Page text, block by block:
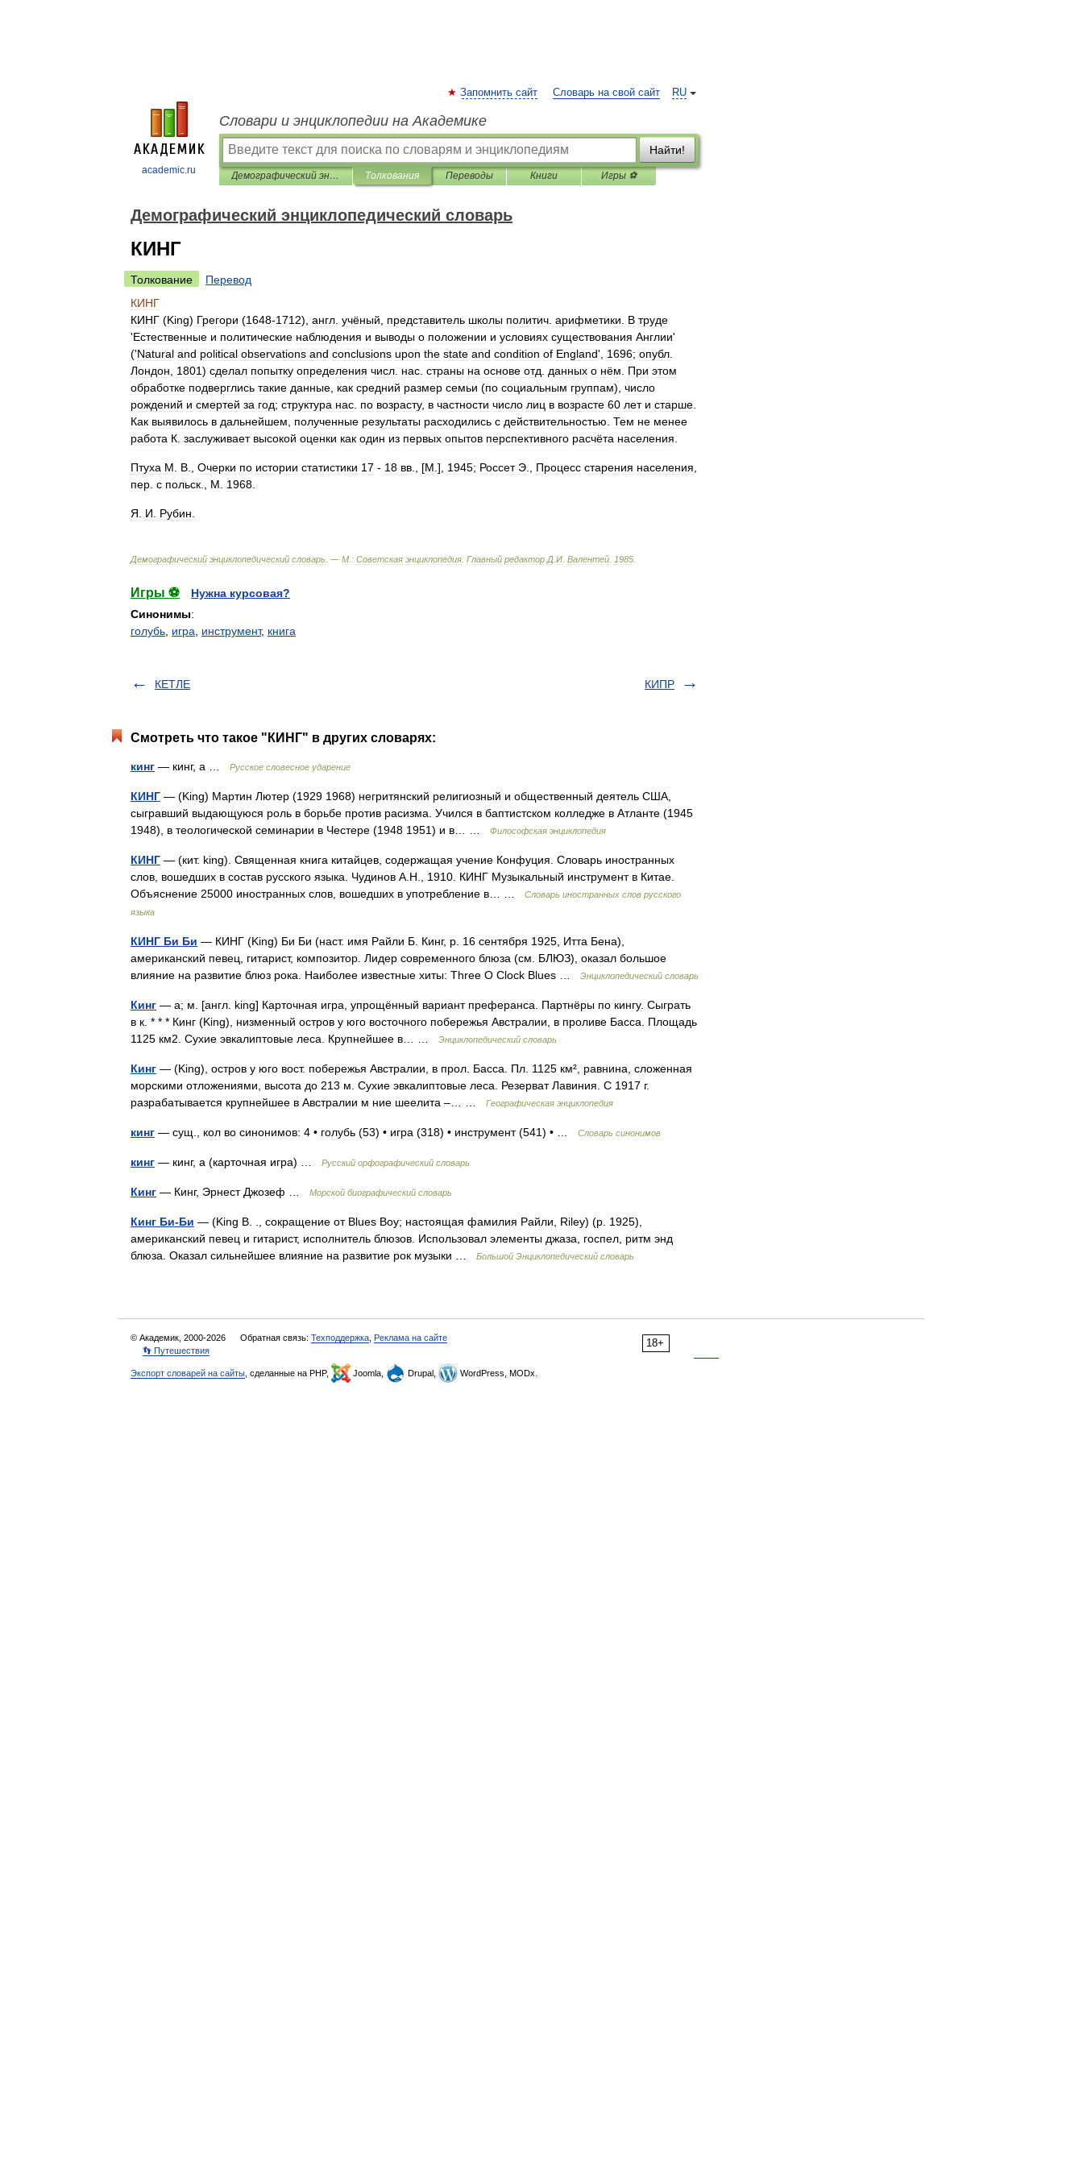
academic.ru
RU
Запомнить сайт Словарь на свой сайт
Словари и энциклопедии на Академике
Найти!
Демографический энциклопедический словарь Толкования Переводы Книги Игры ⚽
Демографический энциклопедический словарь
КИНГ
Толкование
Перевод
КИНГ
КИНГ (King) Грегори (1648-1712), англ учёный представитель школы политич арифметики В труде
'Естественные и политические наблюдения и выводы о положении и условиях существования Англии'
('Natural and political observations and conclusions upon the state and condition of England', 1696; опубл
Лондон
1801) сделал попытку определения числ нас страны на основе отд данных о нём При этом
обработке подверглись такие данные как средний размер семьи (по социальным группам), число
рождений и смертей за год; структура нас по возрасту, в частности число лиц в возрасте 60 лет и старше
Как выявилось в дальнейшем полученные результаты расходились с действительностью Тем не менее
работа К заслуживает высокой оценки как один из первых опытов перспективного расчёта населения
Птуха M В Очерки по истории статистики 17 - 18 вв ., [М .], 1945; Россет Э Процесс старения населения
пер с польск М 1968
Я И Рубин
Демографический энциклопедический словарь . — М : Советская энциклопедия Главный редактор Д И Валентей 1985
Игры ⚽
Нужна курсовая?
Синонимы:
голубь игра инструмент, книга
КЕТЛЕ КИПР
Смотреть что такое "КИНГ" в других словарях:
кинг — кинг, а … Русское словесное ударение
КИНГ — (King) Мартин Лютер (1929 1968) негритянский религиозный и общественный деятель США,
сыгравший выдающуюся роль в борьбе против расизма. Учился в баптистском колледже в Атланте (1945
1948), в теологической семинарии в Честере (1948 1951) и в… …
Философская энциклопедия
КИНГ — (кит. king). Священная книга китайцев, содержащая учение Конфуция. Словарь иностранных
слов, вошедших в состав русского языка. Чудинов А.Н., 1910. КИНГ Музыкальный инструмент в Китае.
Объяснение 25000 иностранных слов, вошедших в употребление в… …
Словарь иностранных слов русского
языка
КИНГ Би Би — КИНГ (King) Би Би (наст. имя Райли Б. Кинг, р. 16 сентября 1925, Итта Бена),
американский певец, гитарист, композитор. Лидер современного блюза (см. БЛЮЗ), оказал большое
влияние на развитие блюз рока. Наиболее известные хиты: Three O Clock Blues …
Энциклопедический словарь
Кинг — а; м. [англ. king] Карточная игра, упрощённый вариант преферанса. Партнёры по кингу. Сыграть
в к. * * * Кинг (King), низменный остров у юго восточного побережья Австралии, в проливе Басса. Площадь
1125 км2. Сухие эвкалиптовые леса. Крупнейшее в… …
Энциклопедический словарь
Кинг — (King), остров у юго вост. побережья Австралии, в прол. Басса. Пл. 1125 км², равнина, сложенная
морскими отложениями, высота до 213 м. Сухие эвкалиптовые леса. Резерват Лавиния. С 1917 г.
разрабатывается крупнейшее в Австралии м ние шеелита –… …
Географическая энциклопедия
кинг — сущ., кол во синонимов: 4 • голубь (53) • игра (318) • инструмент (541) • … Словарь синонимов
кинг — кинг, а (карточная игра) … Русский орфографический словарь
Кинг — Кинг, Эрнест Джозеф … Морской биографический словарь
Кинг Би-Би — (King B. ., сокращение от Blues Boy; настоящая фамилия Райли, Riley) (р. 1925),
американский певец и гитарист, исполнитель блюзов. Использовал элементы джаза, госпел, ритм энд
блюза. Оказал сильнейшее влияние на развитие рок музыки …
Большой Энциклопедический словарь
18+
© Академик, 2000-2026 Обратная связь: Техподдержка Реклама на сайте
👣 Путешествия
Экспорт словарей на сайты , сделанные на PHP, Joomla, Drupal, WordPress, MODx.